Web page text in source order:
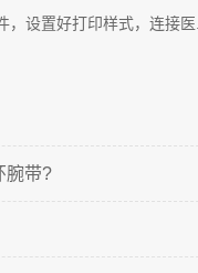
，设置好打印样式，连接
腕带?